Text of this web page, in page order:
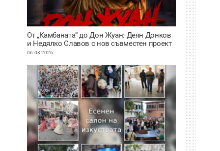
От „Камбаната“ до Дон Жуан: Деян Донков
и Недялко Славов с нов съвместен проект
в Пловдив
06.08.2026